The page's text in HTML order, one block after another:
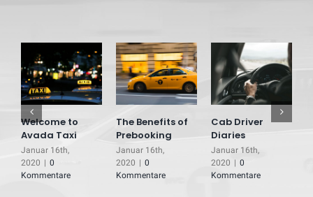
Welcome to
Avada Taxi
Januar 16th,
2020 | 0
Kommentare
The Benefits of
Prebooking
Januar 16th,
2020 | 0
Kommentare
Cab Driver
Diaries
Januar 16th,
2020 | 0
Kommentare